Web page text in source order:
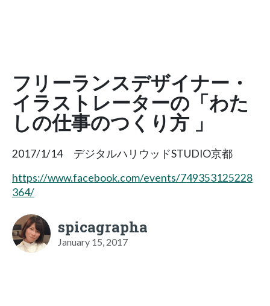
フリーランスデザイナー・
イラストレーターの「わた
しの仕事のつくり方 」
2017/1/14 デジタルハリウッドSTUDIO京都
https://www.facebook.com/events/749353125228
364/
spicagrapha
January 15, 2017